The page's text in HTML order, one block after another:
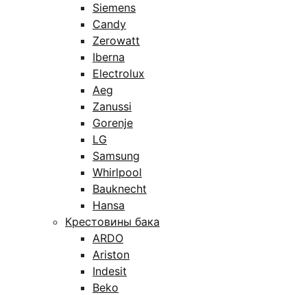
Siemens
Candy
Zerowatt
Iberna
Electrolux
Aeg
Zanussi
Gorenje
LG
Samsung
Whirlpool
Bauknecht
Hansa
Крестовины бака
ARDO
Ariston
Indesit
Beko